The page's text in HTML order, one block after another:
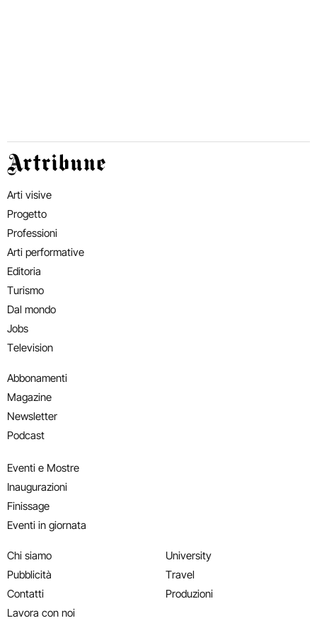
Artribune
Arti visive
Progetto
Professioni
Arti performative
Editoria
Turismo
Dal mondo
Jobs
Television
Abbonamenti
Magazine
Newsletter
Podcast
Eventi e Mostre
Inaugurazioni
Finissage
Eventi in giornata
Chi siamo
Pubblicità
Contatti
Lavora con noi
University
Travel
Produzioni